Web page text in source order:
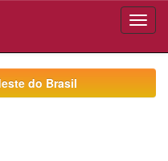
do Brasil